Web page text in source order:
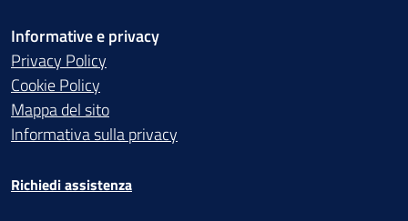
Informative e privacy
Privacy Policy
Cookie Policy
Mappa del sito
Informativa sulla privacy
Richiedi assistenza